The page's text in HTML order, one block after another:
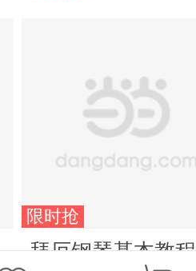
限时抢
拜厄钢琴基本教程